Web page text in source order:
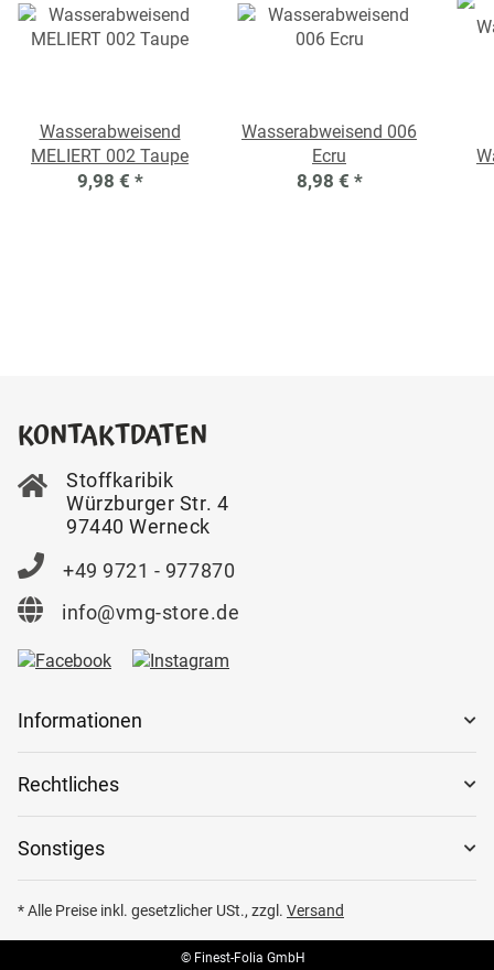
Wasserabweisend
MELIERT 002 Taupe
9,98 € *
Wasserabweisend 006
Ecru
8,98 € *
KONTAKTDATEN
Stoffkaribik
Würzburger Str. 4
97440 Werneck
+49 9721 - 977870
info@vmg-store.de
Informationen
Rechtliches
Sonstiges
* Alle Preise inkl. gesetzlicher USt., zzgl. Versand
© Finest-Folia GmbH